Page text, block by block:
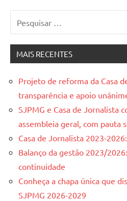
por:
MAIS RECENTES
Projeto de reforma da Casa
transparência e apoio
SJPMG e Casa de Jornalista
assembleia geral, com pauta
Casa de Jornalista 2023-
Balanço da gestão 2023/
continuidade
Conheça a chapa única que
SJPMG 2026-2029